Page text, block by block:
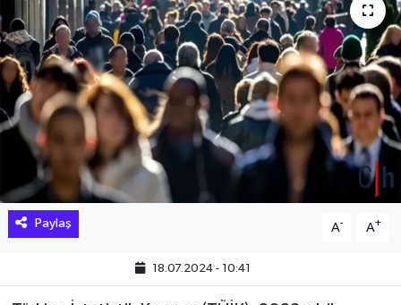
Paylaş A- A+
18.07.2024 - 10:41
EKONOMİ
GÜNDEM
Hakkari Haber
İLGİNÇ HABERLER
KADIN
Son Dakika Haberleri
Haber Arşivi